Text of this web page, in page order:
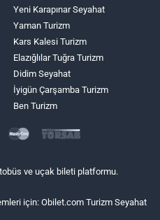
Yeni Karapınar Seyahat
Yaman Turizm
Kars Kalesi Turizm
Elazığlılar Tuğra Turizm
Didim Seyahat
İyigün Çarşamba Turizm
Ben Turizm
ve uçak bileti platformu.
için: Obilet.com Turizm Seyahat